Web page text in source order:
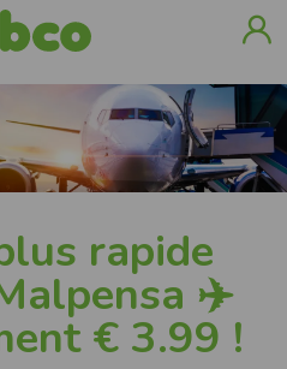
rapide
✈️
€ 3.99 !